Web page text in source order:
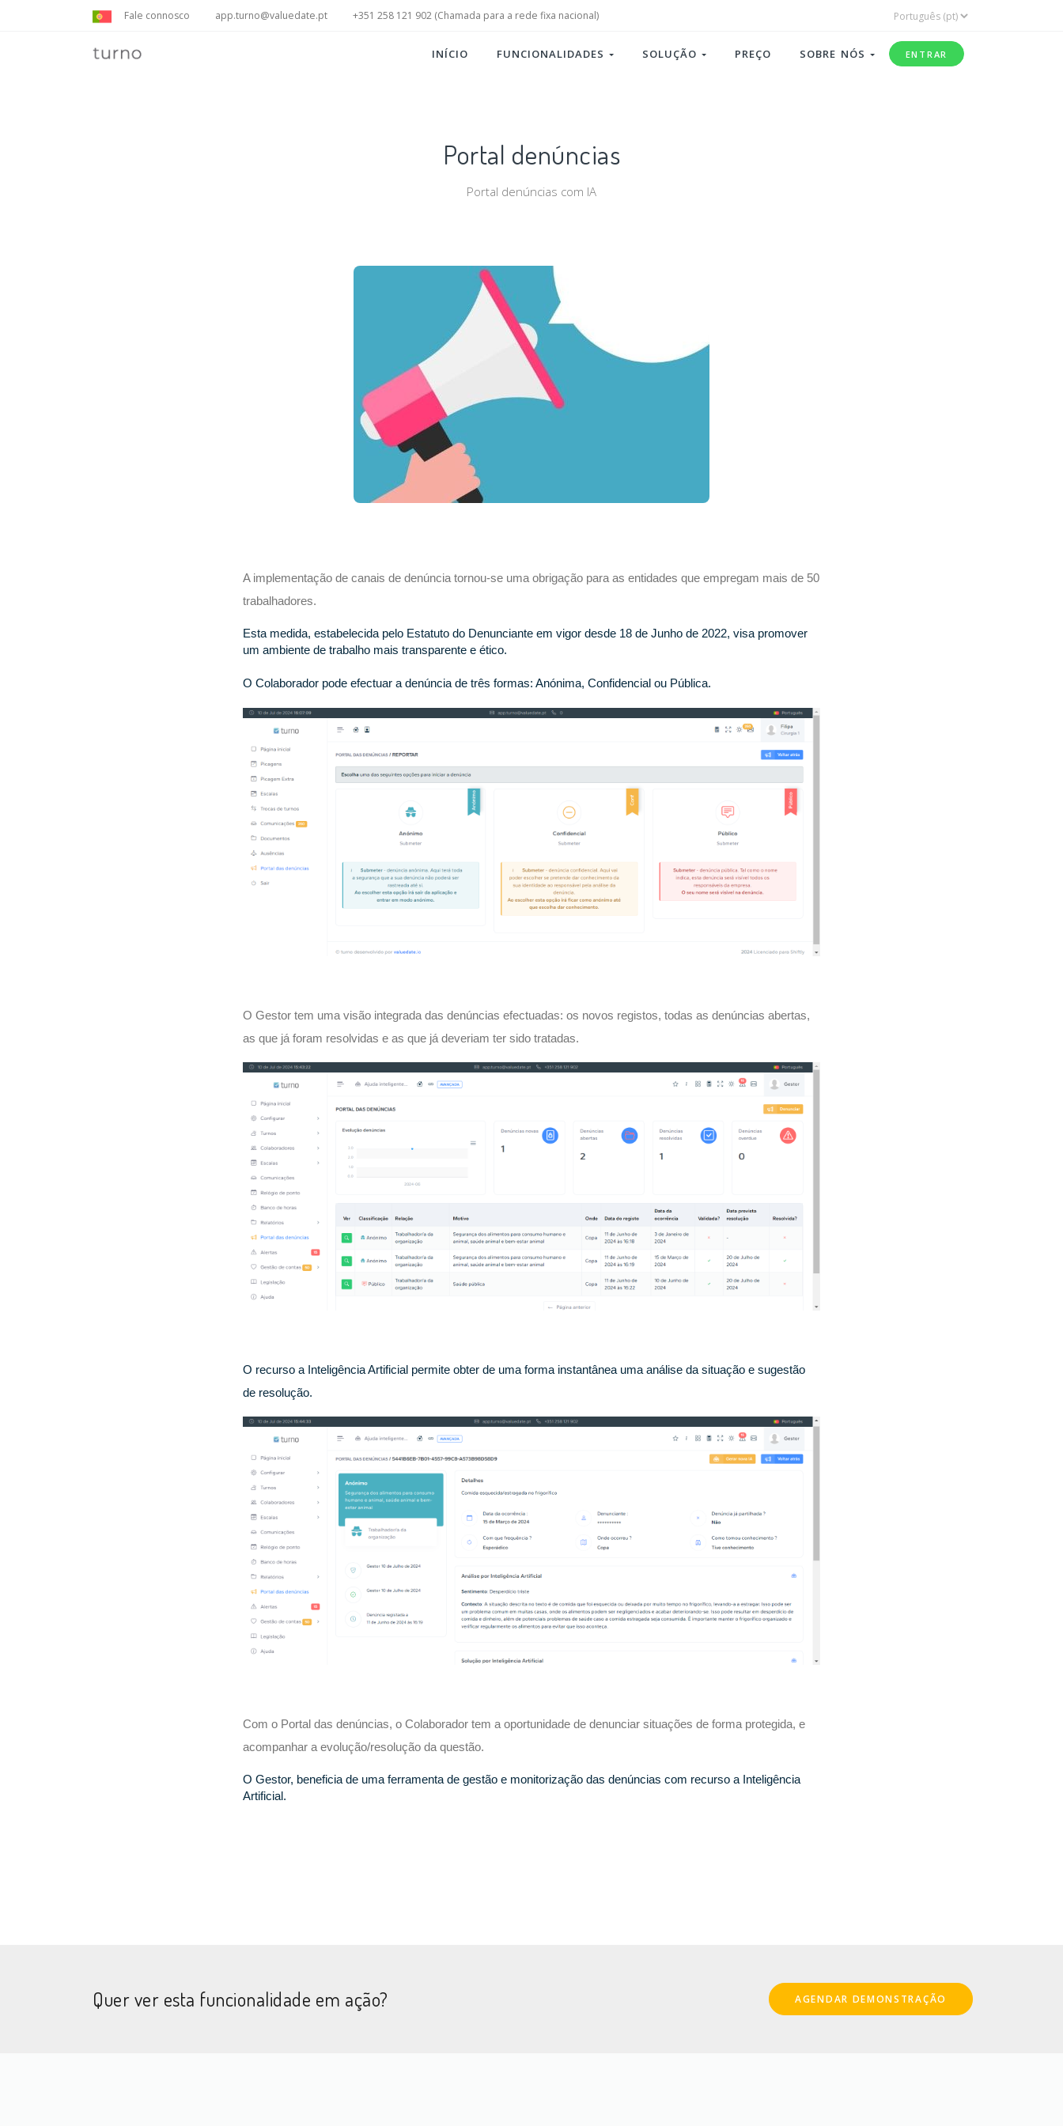
Fale connosco app.turno@valuedate.pt +351 258 121 902 (Chamada para a rede fixa nacional)
INÍCIO FUNCIONALIDADES SOLUÇÃO PREÇO SOBRE NÓS ENTRAR
Portal denúncias
Portal denúncias com IA
A implementação de canais de denúncia tornou-se uma obrigação para as entidades que empregam mais de 50
trabalhadores.
Esta medida, estabelecida pelo Estatuto do Denunciante em vigor desde 18 de Junho de 2022, visa promover
um ambiente de trabalho mais transparente e ético.
O Colaborador pode efectuar a denúncia de três formas: Anónima, Confidencial ou Pública.
O Gestor tem uma visão integrada das denúncias efectuadas: os novos registos, todas as denúncias abertas,
as que já foram resolvidas e as que já deveriam ter sido tratadas.
O recurso a Inteligência Artificial permite obter de uma forma instantânea uma análise da situação e sugestão
de resolução.
Com o Portal das denúncias, o Colaborador tem a oportunidade de denunciar situações de forma protegida, e
acompanhar a evolução/resolução da questão.
O Gestor, beneficia de uma ferramenta de gestão e monitorização das denúncias com recurso a Inteligência
Artificial.
Quer ver esta funcionalidade em ação? AGENDAR DEMONSTRAÇÃO